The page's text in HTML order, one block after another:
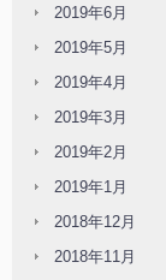
2019年6月
2019年5月
2019年4月
2019年3月
2019年2月
2019年1月
2018年12月
2018年11月